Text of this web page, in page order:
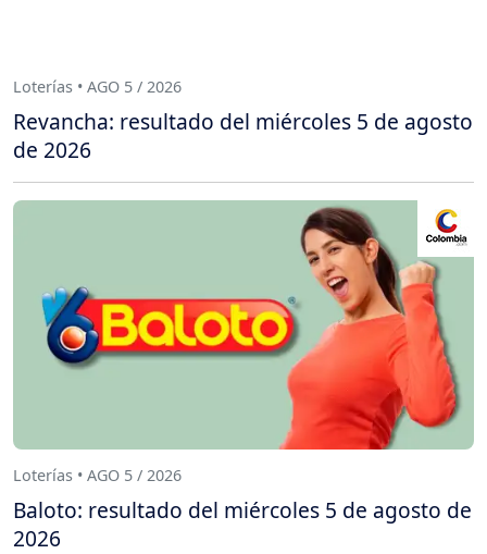
Loterías • AGO 5 / 2026
Revancha: resultado del miércoles 5 de agosto
de 2026
Loterías • AGO 5 / 2026
Baloto: resultado del miércoles 5 de agosto de
2026